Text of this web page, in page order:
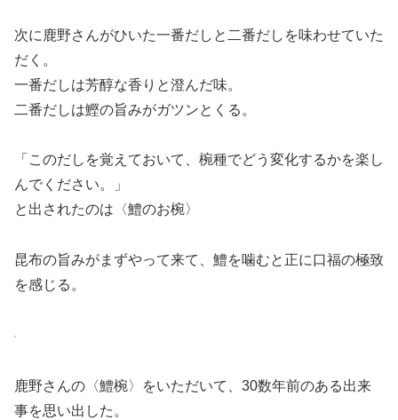
次に鹿野さんがひいた一番だしと二番だしを味わせていた
だく。
一番だしは芳醇な香りと澄んだ味。
二番だしは鰹の旨みがガツンとくる。
「このだしを覚えておいて、椀種でどう変化するかを楽し
んでください。」
と出されたのは〈鱧のお椀〉
昆布の旨みがまずやって来て、鱧を噛むと正に口福の極致
を感じる。
鹿野さんの〈鱧椀〉をいただいて、30数年前のある出来
事を思い出した。